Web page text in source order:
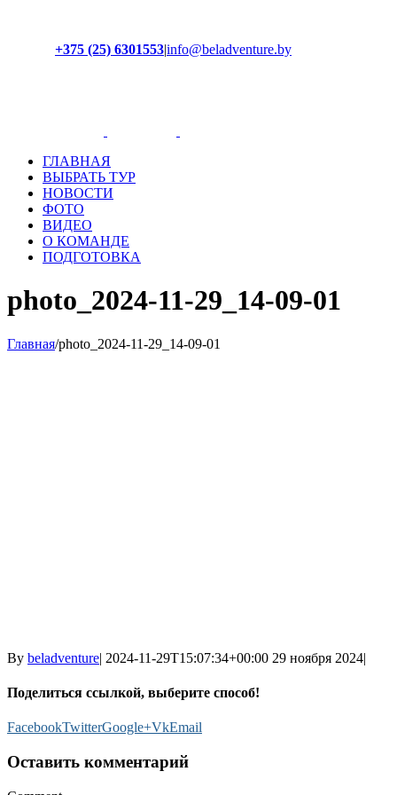
+375 (25) 6301553|info@beladventure.by
ГЛАВНАЯ
ВЫБРАТЬ ТУР
НОВОСТИ
ФОТО
ВИДЕО
О КОМАНДЕ
ПОДГОТОВКА
photo_2024-11-29_14-09-01
Главная/photo_2024-11-29_14-09-01
By beladventure| 2024-11-29T15:07:34+00:00 29 ноября 2024|
Поделиться ссылкой, выберите способ!
FacebookTwitterGoogle+VkEmail
Оставить комментарий